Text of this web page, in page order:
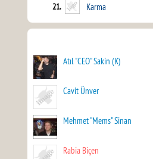
21.
Karma
Atıl "CEO" Sakin (K)
Cavit Ünver
Mehmet "Mems" Sinan
Rabia Biçen